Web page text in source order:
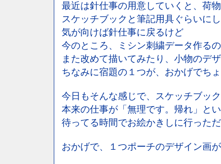
最近は針仕事の用意していくと、荷
スケッチブックと筆記用具ぐらいに
気が向けば針仕事に戻るけど
今のところ、ミシン刺繍データ作る
また改めて描いてみたり、小物のデ
ちなみに宿題の１つが、おかげでち
今日もそんな感じで、スケッチブッ
本来の仕事が「無理です。帰れ」と
待ってる時間でお絵かきしに行った
おかげで、１つポーチのデザイン画